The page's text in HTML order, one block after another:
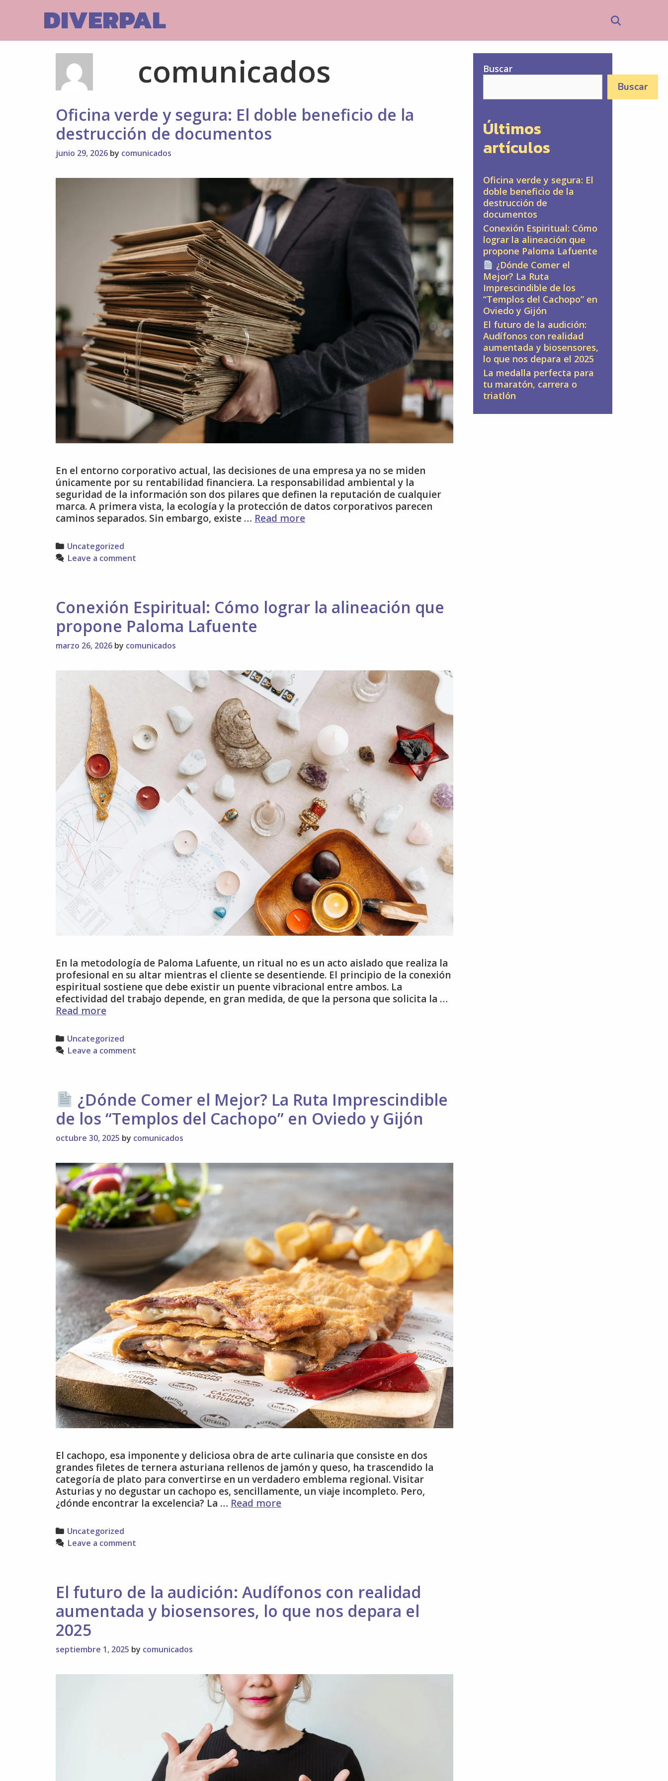
DIVERPAL
comunicados
Oficina verde y segura: El doble beneficio de la
destrucción de documentos
junio 29, 2026 by comunicados
En el entorno corporativo actual, las decisiones de una empresa ya no se miden
únicamente por su rentabilidad financiera. La responsabilidad ambiental y la
seguridad de la información son dos pilares que definen la reputación de cualquier
marca. A primera vista, la ecología y la protección de datos corporativos parecen
caminos separados. Sin embargo, existe … Read moreOficina
de
la
Categories
Uncategorized
Leave a comment
Conexión Espiritual: Cómo lograr la alineación que
propone Paloma Lafuente
marzo 26, 2026 by comunicados
En la metodología de Paloma Lafuente, un ritual no es un acto aislado que realiza la
profesional en su altar mientras el cliente se desentiende. El principio de la conexión
espiritual sostiene que debe existir un puente vibracional entre ambos. La
efectividad del trabajo depende, en gran medida, de que la persona que solicita la …
Read moreConexión
Cómo
lograr
la
propone
Paloma
Lafuente
Categories
Uncategorized
Leave a comment
¿Dónde Comer el Mejor? La Ruta Imprescindible
de los “Templos del Cachopo” en Oviedo y Gijón
octubre 30, 2025 by comunicados
El cachopo, esa imponente y deliciosa obra de arte culinaria que consiste en dos
grandes filetes de ternera asturiana rellenos de jamón y queso, ha trascendido la
categoría de plato para convertirse en un verdadero emblema regional. Visitar
Asturias y no degustar un cachopo es, sencillamente, un viaje incompleto. Pero,
¿dónde encontrar la excelencia? La … Read more
Imprescindible
de
los
“Templos
y
Gijón
Categories
Uncategorized
Leave a comment
El futuro de la audición: Audífonos con realidad
aumentada y biosensores, lo que nos depara el
2025
septiembre 1, 2025 by comunicados
Buscar
Buscar
Últimos
artículos
Oficina verde y segura: El
doble beneficio de la
destrucción de
documentos
Conexión Espiritual: Cómo
lograr la alineación que
propone Paloma Lafuente
¿Dónde Comer el
Mejor? La Ruta
Imprescindible de los
“Templos del Cachopo” en
Oviedo y Gijón
El futuro de la audición:
Audífonos con realidad
aumentada y biosensores,
lo que nos depara el 2025
La medalla perfecta para
tu maratón, carrera o
triatlón